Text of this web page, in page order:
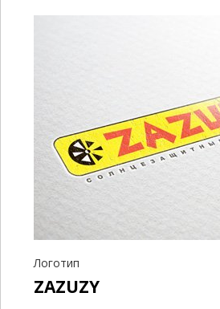
Логотип
ZAZUZY
0
3
4
5
6
7
0
1
2
3